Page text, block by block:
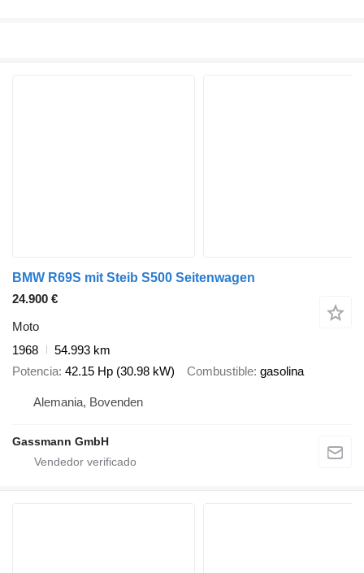
BMW R69S mit Steib S500 Seitenwagen
24.900 €
Moto
1968
54.993 km
Potencia 42.15 Hp (30.98 kW) Combustible gasolina
Alemania, Bovenden
Gassmann GmbH